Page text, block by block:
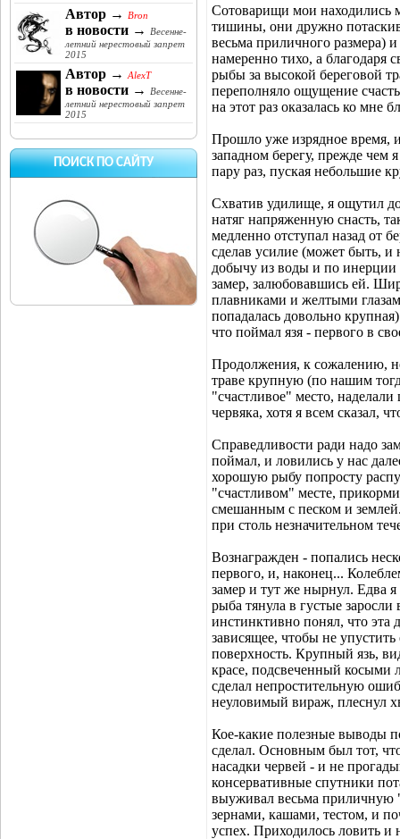
Автор → Bron
в новости →
Весенне-
летний нерестовый запрет
2015
Автор → AlexT
в новости →
Весенне-
летний нерестовый запрет
2015
ПОИСК ПО САЙТУ
Сотоварищи мои находились
тишины, они дружно
весьма приличного размера)
намеренно тихо, а благодаря
рыбы за высокой береговой
переполняло ощущение
на этот раз оказалась ко мне
Прошло уже изрядное время,
западном берегу, прежде чем
пару раз, пуская небольшие
Схватив удилище, я ощутил
натяг напряженную снасть,
медленно отступал назад от
сделав усилие (может быть, и
добычу из воды и по
замер, залюбовавшись ей.
плавниками и желтыми
попадалась довольно
что поймал язя - первого в
Продолжения, к сожалению,
траве крупную (по нашим
"счастливое" место,
червяка, хотя я всем сказал,
Справедливости ради надо
поймал, и ловились у нас
хорошую рыбу попросту
"счастливом" месте,
смешанным с песком и
при столь незначительном
Вознагражден - попались
первого, и, наконец...
замер и тут же нырнул. Едва я
рыба тянула в густые
инстинктивно понял, что эта
зависящее, чтобы не
поверхность. Крупный язь,
красе, подсвеченный косыми
сделал непростительную
неуловимый вираж, плеснул
Кое-какие полезные выводы
сделал. Основным был тот,
насадки червей - и не
консервативные спутники
выуживал весьма приличную
зернами, кашами, тестом, и
успех. Приходилось ловить и